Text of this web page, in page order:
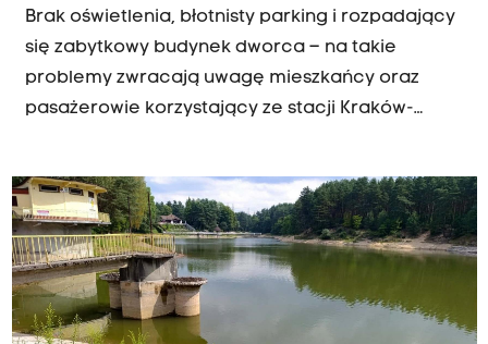
Brak oświetlenia, błotnisty parking i rozpadający
się zabytkowy budynek dworca – na takie
problemy zwracają uwagę mieszkańcy oraz
pasażerowie korzystający ze stacji Kraków-
liście rezerwowej.